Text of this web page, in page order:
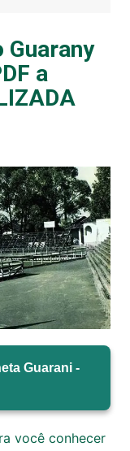
Guarany
a
Guarani -
você conhecer